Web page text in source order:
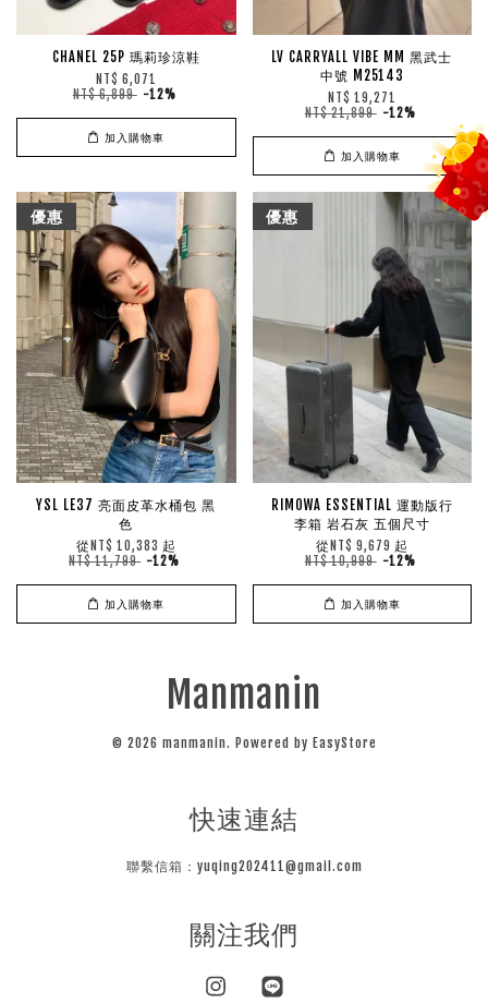
CHANEL 25P 瑪莉珍涼鞋
NT$ 6,071
NT$ 6,899 -12%
加入購物車
LV CARRYALL VIBE MM 黑武士
中號 M25143
NT$ 19,271
NT$ 21,899 -12%
加入購物車
優惠
YSL LE37 亮面皮革水桶包 黑
色
從 NT$ 10,383 起
NT$ 11,799 -12%
加入購物車
優惠
RIMOWA ESSENTIAL 運動版行
李箱 岩石灰 五個尺寸
從 NT$ 9,679 起
NT$ 10,999 -12%
加入購物車
Manmanin
© 2026 manmanin. Powered by EasyStore
快速連結
聯繫信箱：yuqing202411@gmail.com
關注我們
Instagram